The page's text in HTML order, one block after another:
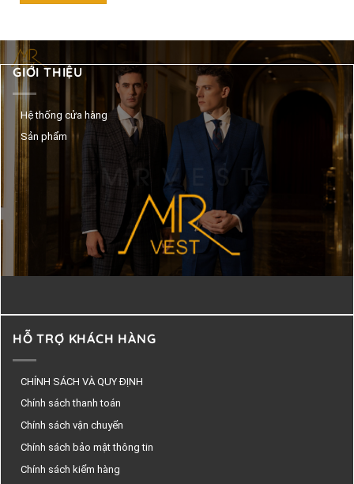
GIỚI THIỆU
Hệ thống cửa hàng
Sản phẩm
HỖ TRỢ KHÁCH HÀNG
CHÍNH SÁCH VÀ QUY ĐỊNH
Chính sách thanh toán
Chính sách vận chuyển
Chính sách bảo mật thông tin
Chính sách kiểm hàng